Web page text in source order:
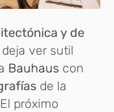
y de
deja ver sutil
Bauhaus con
de la
El próximo